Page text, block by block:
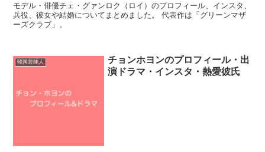
モデル・俳優チェ・グァンロク（ロイ）のプロフィール、インスタ、
兵役、彼女や結婚についてまとめました。 代表作は「グリーンマザ
ーズクラブ」。
韓国芸能人
チョンホヨンのプロフィール・出
演ドラマ・インスタ・熱愛彼氏